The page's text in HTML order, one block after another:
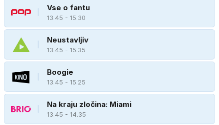
Vse o fantu
13.45 - 15.30
Neustavljiv
13.45 - 15.35
Boogie
13.45 - 15.25
Na kraju zločina: Miami
13.45 - 14.35